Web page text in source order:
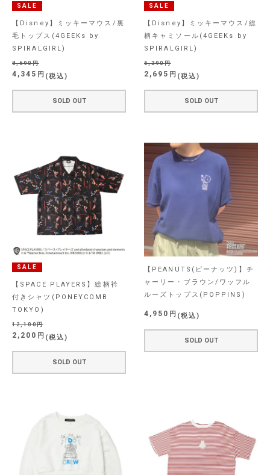
SALE
【Disney】ミッキーマウス/裏
毛トップス(4GEEKs by
SPIRALGIRL)
8,690
4,345 税込
SOLD OUT
SALE
【Disney】ミッキーマウス/総
柄キャミソール(4GEEKs by
SPIRALGIRL)
5,390
2,695 税込
SOLD OUT
SALE
【SPACE PLAYERS】総柄衿
付きシャツ(PONEYCOMB
TOKYO)
12,100
2,200 税込
SOLD OUT
【PEANUTS(ピーナッツ)】チ
ャーリー・ブラウン/ワッフル
ルーズトップス(POPPINS)
4,950 税込
SOLD OUT